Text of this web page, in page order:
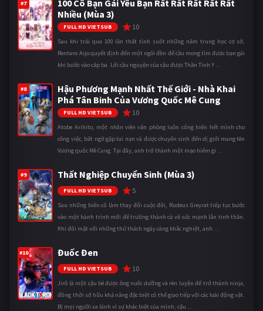
#7
100 Cô Bạn Gái Yêu Bạn Rất Rất Rất Rất Rất
Nhiều (Mùa 3)
FULL HD VIETSUB 10
Sau khi trải qua 100 lần thất tình suốt những năm trung học cơ sở,
Rentaro Aijo quyết định đến một ngôi đền để cầu mong tìm được bạn gái
khi bước vào cấp ba. Lời cầu nguyện của cậu được Thần Tình Y ...
#8
Hậu Phương Mạnh Nhất Thế Giới - Nhà Khai
Phá Tân Binh Của Vương Quốc Mê Cung
FULL HD VIETSUB 10
Atobe Arihito, một nhân viên văn phòng luôn cống hiến hết mình cho
công việc, bất ngờ gặp tai nạn và được chuyển sinh đến dị giới mang tên
Vương quốc Mê Cung. Tại đây, anh trở thành một mạo hiểm gi ...
#9 Thất Nghiệp Chuyển Sinh (Mùa 3)
FULL HD VIETSUB 5
Sau những biến cố làm thay đổi cuộc đời, Rudeus Greyrat tiếp tục bước
vào một hành trình mới để trưởng thành cả về sức mạnh lẫn tinh thần.
Khi đối mặt với những thử thách ngày càng khắc nghiệt, anh ...
#10 Đuốc Đen
FULL HD VIETSUB 10
Jirô là một cậu bé được ông nuôi dưỡng và rèn luyện để trở thành ninja,
đồng thời sở hữu khả năng đặc biệt có thể giao tiếp với các loài động vật.
Bị mọi người xa lánh vì sự khác biệt của mình, cậu ...